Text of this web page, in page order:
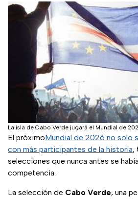
La isla de Cabo Verde jugará el Mundial de
El próximoMundial de 2026 no solo
con más participantes de la historia,
selecciones que nunca antes se
competencia.
La selección de Cabo Verde, una